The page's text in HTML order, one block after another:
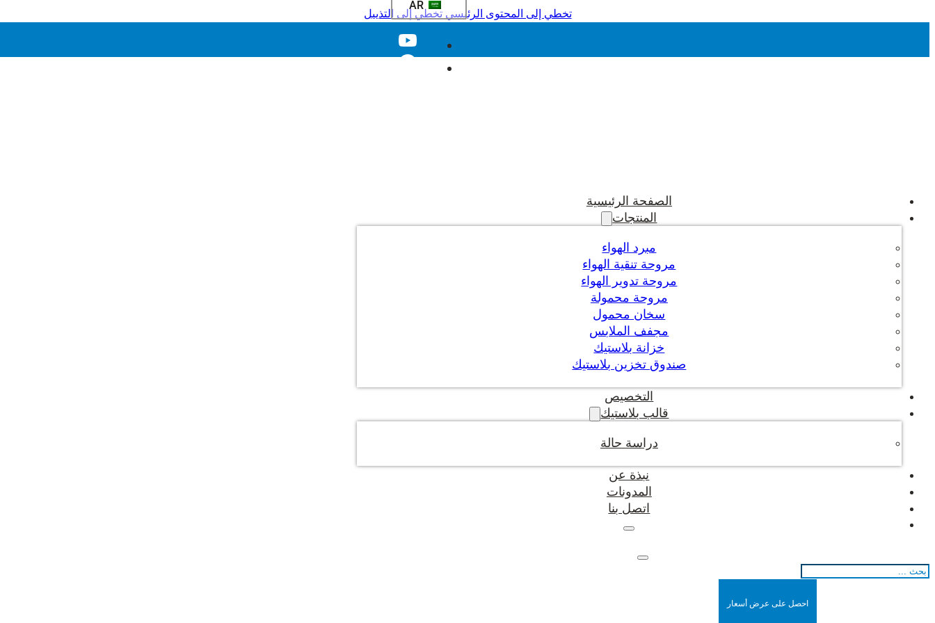
تخطي إلى المحتوى الرئيسيتخطي إلى التذييل
AR
الصفحة الرئيسية
المنتجات
مبرد الهواء
مروحة تنقية الهواء
مروحة تدوير الهواء
مروحة محمولة
سخان محمول
مجفف الملابس
خزانة بلاستيك
صندوق تخزين بلاستيك
التخصيص
قالب بلاستيك
دراسة حالة
نبذة عن
المدونات
اتصل بنا
بحث
احصل على عرض أسعار